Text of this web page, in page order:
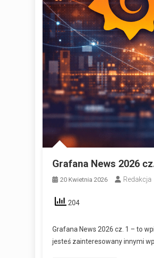
Grafana News 2026
20 Kwietnia 2026 Redakcja
204
Grafana News 2026 cz. 1 – to
jesteś zainteresowany innymi